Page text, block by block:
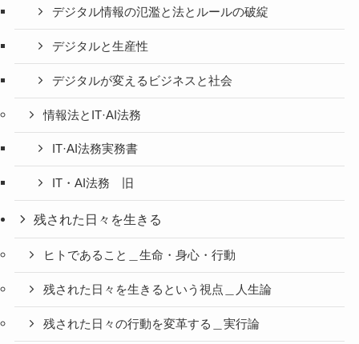
デジタル情報の氾濫と法とルールの破綻
デジタルと生産性
デジタルが変えるビジネスと社会
情報法とIT·AI法務
IT·AI法務実務書
IT・AI法務 旧
残された日々を生きる
ヒトであること＿生命・身心・行動
残された日々を生きるという視点＿人生論
残された日々の行動を変革する＿実行論